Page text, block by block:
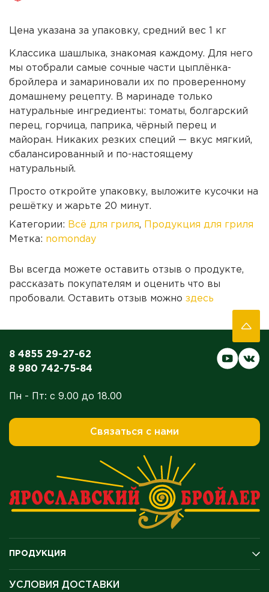
Цена указана за упаковку, средний вес 1 кг
Классика шашлыка, знакомая каждому. Для него
мы отобрали самые сочные части цыплёнка-
бройлера и замариновали их по проверенному
домашнему рецепту. В маринаде только
натуральные ингредиенты: томаты, болгарский
перец, горчица, паприка, чёрный перец и
майоран. Никаких резких специй — вкус мягкий,
сбалансированный и по-настоящему
натуральный.
Просто откройте упаковку, выложите кусочки на
решётку и жарьте 20 минут.
Категории: Всё для гриля,
Продукция для гриля
Метка: nomonday
Вы всегда можете оставить отзыв о продукте,
рассказать покупателям и оценить что вы
пробовали. Оставить отзыв можно здесь
ПРОДУКЦИЯ
Подарочные карты
УСЛОВИЯ ДОСТАВКИ
8 4855 29-27-62
8 980 742-75-84
Пн - Пт: с 9.00 до 18.00
Связаться с нами